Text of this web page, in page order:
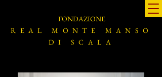
FONDAZIONE
REAL MONTE MANSO
DI SCALA